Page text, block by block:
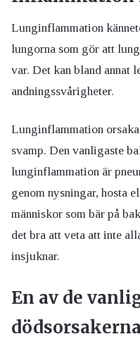
Lunginflammation
lungorna som gör att
var. Det kan bland annat
andningssvårigheter.
Lunginflammation
svamp. Den vanligaste
lunginflammation är
genom nysningar, hosta
människor som bär på
det bra att veta att inte
insjuknar.
En av de